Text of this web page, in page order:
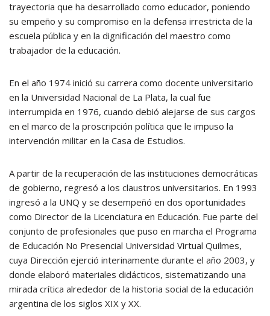
trayectoria que ha desarrollado como educador, poniendo
su empeño y su compromiso en la defensa irrestricta de la
escuela pública y en la dignificación del maestro como
trabajador de la educación.
En el año 1974 inició su carrera como docente universitario
en la Universidad Nacional de La Plata, la cual fue
interrumpida en 1976, cuando debió alejarse de sus cargos
en el marco de la proscripción política que le impuso la
intervención militar en la Casa de Estudios.
A partir de la recuperación de las instituciones democráticas
de gobierno, regresó a los claustros universitarios. En 1993
ingresó a la UNQ y se desempeñó en dos oportunidades
como Director de la Licenciatura en Educación. Fue parte del
conjunto de profesionales que puso en marcha el Programa
de Educación No Presencial Universidad Virtual Quilmes,
cuya Dirección ejerció interinamente durante el año 2003, y
donde elaboró materiales didácticos, sistematizando una
mirada crítica alrededor de la historia social de la educación
argentina de los siglos XIX y XX.